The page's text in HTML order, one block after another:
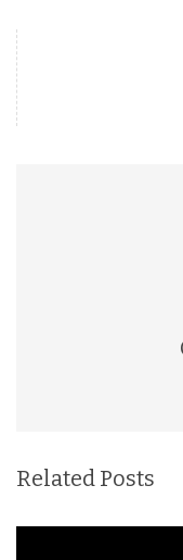
Related Posts